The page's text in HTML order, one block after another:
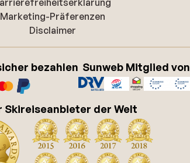
Marketing-Präferenzen
Disclaimer
bezahlen Sunweb Mitglied von
Skireiseanbieter der Welt